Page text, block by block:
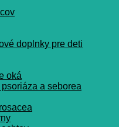
doplnky pre deti
oká
a seborea